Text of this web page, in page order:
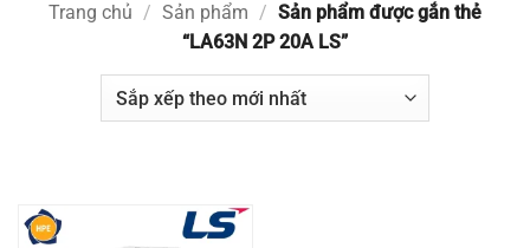
Trang chủ / Sản phẩm / Sản phẩm được gắn thẻ
“LA63N 2P 20A LS”